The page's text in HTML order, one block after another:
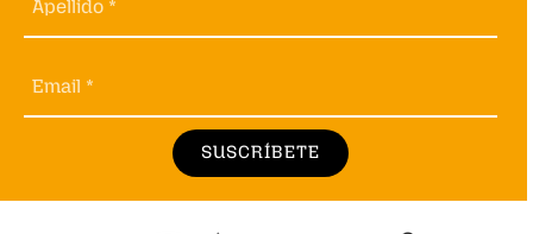
Apellido *
Email *
SUSCRÍBETE